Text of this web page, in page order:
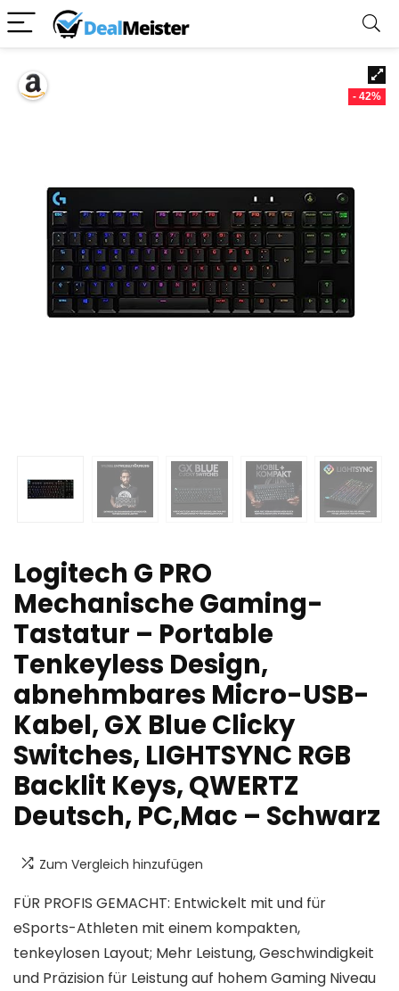
- 42%
Logitech G PRO
Mechanische Gaming-
Tastatur – Portable
Tenkeyless Design,
abnehmbares Micro-USB-
Kabel, GX Blue Clicky
Switches, LIGHTSYNC RGB
Backlit Keys, QWERTZ
Deutsch, PC,Mac – Schwarz
Zum Vergleich hinzufügen
FÜR PROFIS GEMACHT: Entwickelt mit und für
eSports-Athleten mit einem kompakten,
tenkeylosen Layout; Mehr Leistung, Geschwindigkeit
und Präzision für Leistung auf hohem Gaming Niveau